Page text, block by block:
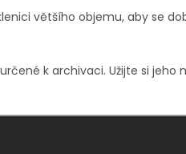
většího objemu, aby se
k archivaci. Užijte si